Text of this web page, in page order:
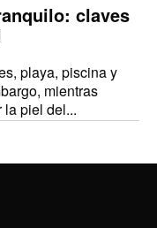
claves
playa, piscina y
mientras
la piel del...